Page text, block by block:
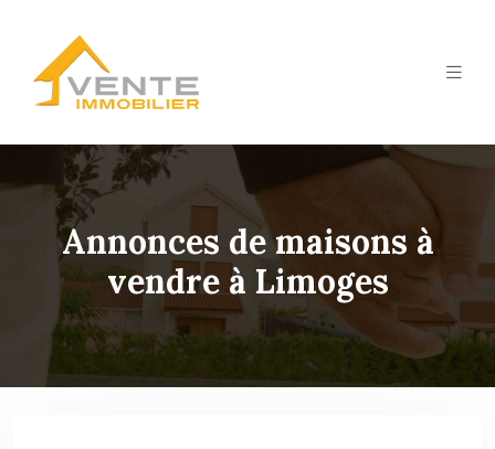
Annonces de maisons à
vendre à Limoges